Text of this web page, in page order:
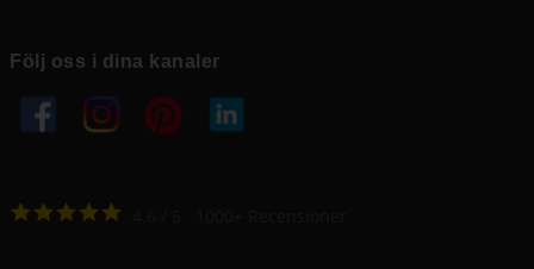
Följ oss i dina kanaler